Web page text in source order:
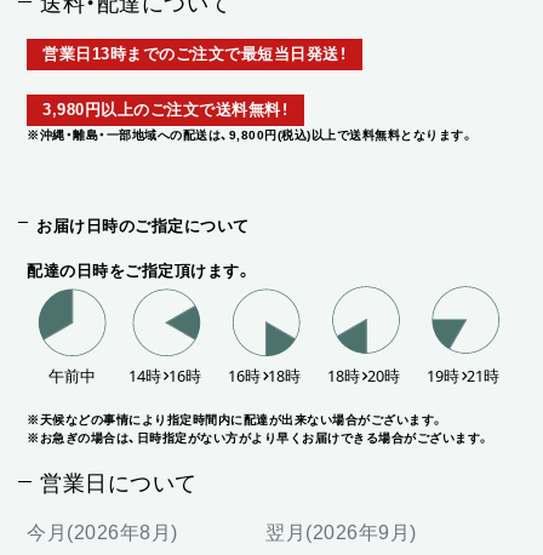
営業日13時までのご注文で最短当日発送！
3,980円以上のご注文で送料無料！
※沖縄・離島・一部地域への配送は、9,800円(税込)以上で送料無料となります。
お届け日時のご指定について
配達の日時をご指定頂けます。
※天候などの事情により指定時間内に配達が出来ない場合がございます。
※お急ぎの場合は、日時指定がない方がより早くお届けできる場合がございます。
営業日について
今月(2026年8月) 翌月(2026年9月)